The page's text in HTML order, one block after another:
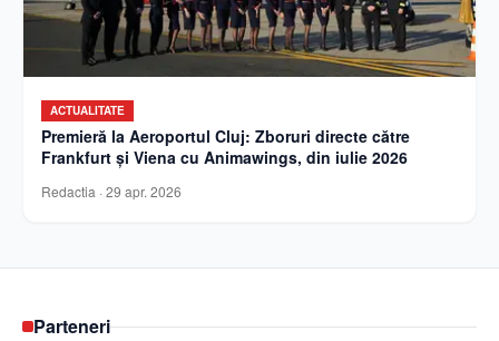
ACTUALITATE
Premieră la Aeroportul Cluj: Zboruri directe către
Frankfurt și Viena cu Animawings, din iulie 2026
Redactia · 29 apr. 2026
Parteneri